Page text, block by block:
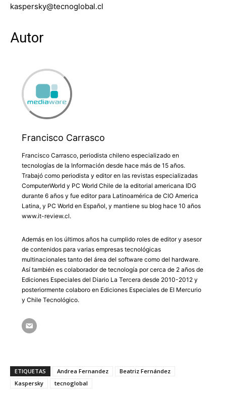
kaspersky@tecnoglobal.cl
Autor
Francisco Carrasco
Francisco Carrasco, periodista chileno especializado en
tecnologías de la Información desde hace más de 15 años.
Trabajó como periodista y editor en las revistas especializadas
ComputerWorld y PC World Chile de la editorial americana IDG
durante 6 años y fue editor para Latinoamérica de CIO America
Latina, y PC World en Español, y mantiene su blog hace 10 años
www.it-review.cl.
Además en los últimos años ha cumplido roles de editor y asesor
de contenidos para varias empresas tecnológicas
multinacionales tanto del área del software como del hardware.
Así también es colaborador de tecnología por cerca de 2 años de
Ediciones Especiales del Diario La Tercera desde 2010-2012 y
posteriormente colaboro en Ediciones Especiales de El Mercurio
y Chile Tecnológico.
ETIQUETAS Andrea Fernandez
Beatriz Fernández
Kaspersky
tecnoglobal